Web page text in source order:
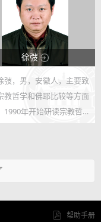
徐弢
30959
15
弢，男，安徽人，主要致
教哲学和佛耶比较等方面
1990年开始研读宗教哲
攻读基督教哲学史
帮助手册